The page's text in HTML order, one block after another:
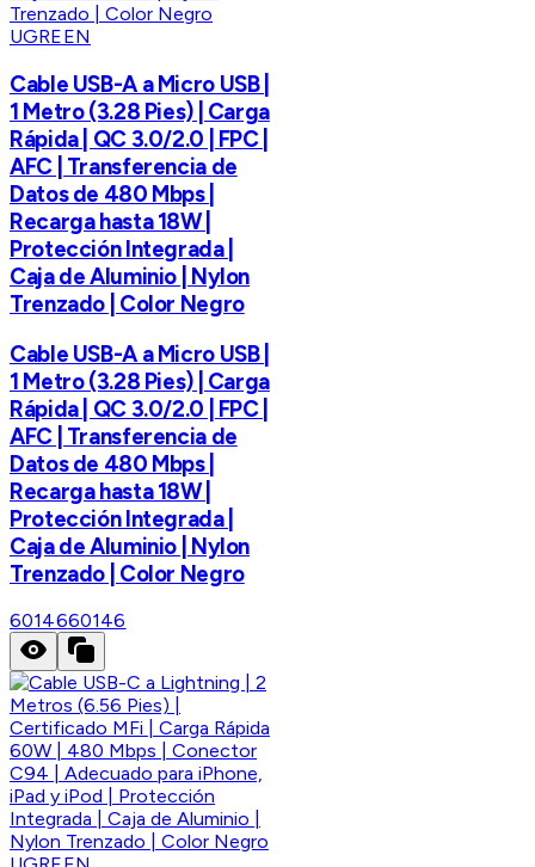
UGREEN
Cable USB-A a Micro USB |
1 Metro (3.28 Pies) | Carga
Rápida | QC 3.0/2.0 | FPC |
AFC | Transferencia de
Datos de 480 Mbps |
Recarga hasta 18W |
Protección Integrada |
Caja de Aluminio | Nylon
Trenzado | Color Negro
Cable USB-A a Micro USB |
1 Metro (3.28 Pies) | Carga
Rápida | QC 3.0/2.0 | FPC |
AFC | Transferencia de
Datos de 480 Mbps |
Recarga hasta 18W |
Protección Integrada |
Caja de Aluminio | Nylon
Trenzado | Color Negro
6014660146